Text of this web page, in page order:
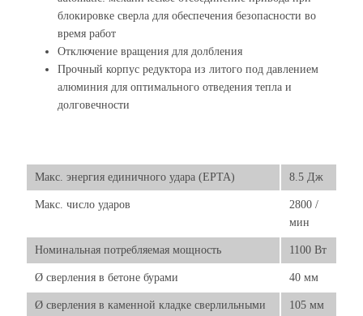
блокировке сверла для обеспечения безопасности во
время работ
Отключение вращения для долбления
Прочный корпус редуктора из литого под давлением
алюминия для оптимального отведения тепла и
долговечности
Макс. энергия единичного удара (EPTA) 8.5 Дж
Макс. число ударов
2800 /
мин
Номинальная потребляемая мощность 1100 Вт
Ø сверления в бетоне бурами 40 мм
Ø сверления в каменной кладке сверлильными
105 мм